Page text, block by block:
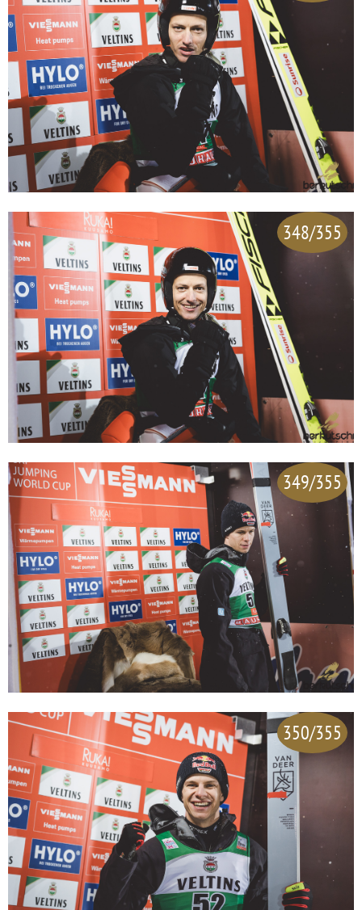
348/355
349/355
350/355